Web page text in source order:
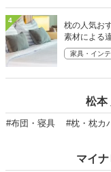
4
枕の人気お
素材による
家具・イン
松本
#布団・寝具 #枕・枕カ
マイ